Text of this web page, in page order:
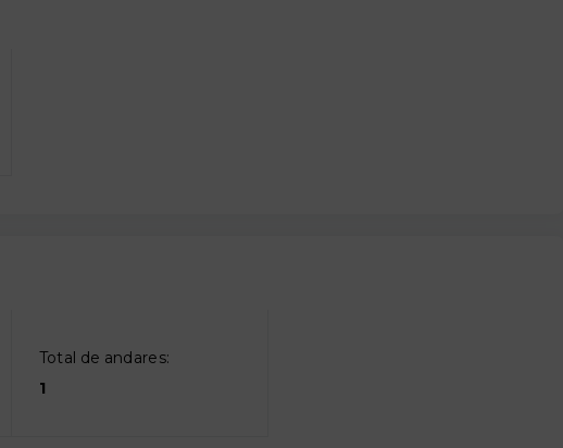
Total de andares:
1